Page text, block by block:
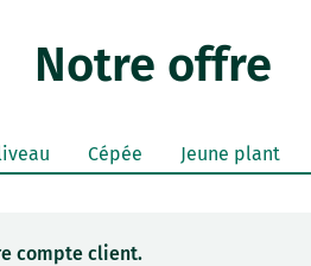
Notre offre
Cépée Jeune plant
compte client.